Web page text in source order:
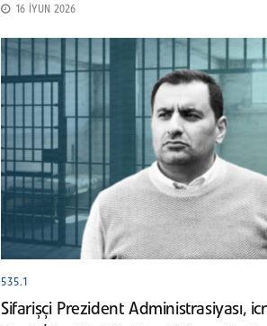
16 İYUN 2026
535.1
Sifarişçi Prezident Administrasiyası,